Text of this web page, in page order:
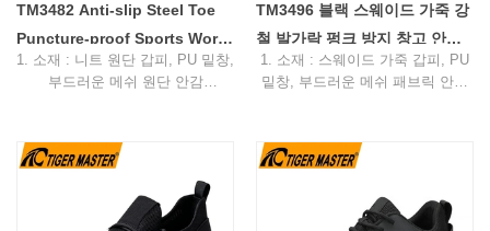
TM3482 Anti-slip Steel Toe
Puncture-proof Sports Work
Safety Shoes Breathable -
1. 소재 : 니트 원단 갑피, PU 밑창,
부드러운 메쉬 원단 안감
미드 섬유 미드솔
4. 표준: CE EN ISO 20345:2022
S1-P FO SR 또는 기타
5. 기능: 미끄러짐/기름/산/휘발유/
TM3496 블랙 스웨이드 가죽 강
철 발가락 펑크 방지 창고 안전
화
1. 소재 : 스웨이드 가죽 갑피, PU
밑창, 부드러운 메쉬 패브릭 안감
미드솔
4. 표준: CE EN ISO 20345:2022
5. 기능: 미끄러짐/기름/산/충격/천